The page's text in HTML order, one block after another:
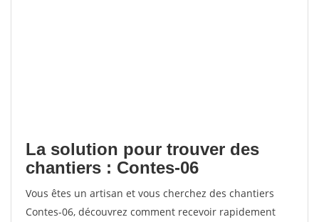
La solution pour trouver des
chantiers : Contes-06
Vous êtes un artisan et vous cherchez des chantiers
Contes-06, découvrez comment recevoir rapidement